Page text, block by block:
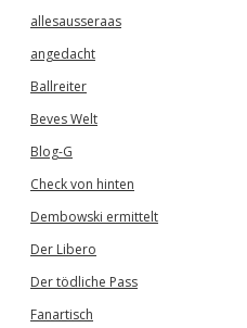
allesausseraas
angedacht
Ballreiter
Beves Welt
Blog-G
Check von hinten
Dembowski ermittelt
Der Libero
Der tödliche Pass
Fanartisch